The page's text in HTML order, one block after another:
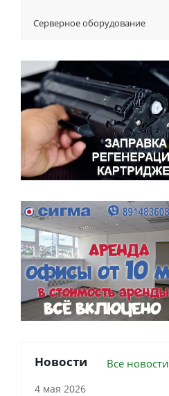
Серверное оборудование
Новости Все новости
4 мая 2026